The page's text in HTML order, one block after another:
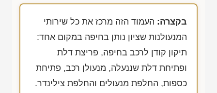
בקצרה: העמוד הזה מרכז את כל שירותי
המנעולנות שציון נותן בחיפה במקום אחד:
תיקון קודן לרכב בחיפה, פריצת דלת
ופתיחת דלת שננעלה, מנעולן רכב, פתיחת
כספות, החלפת מנעולים והחלפת צילינדר.